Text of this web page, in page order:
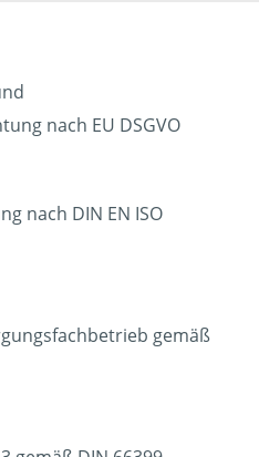
nach EU DSGVO
nach DIN EN ISO
gemäß